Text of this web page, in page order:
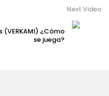
Next Video
(VERKAMI) ¿Cómo
se juega?